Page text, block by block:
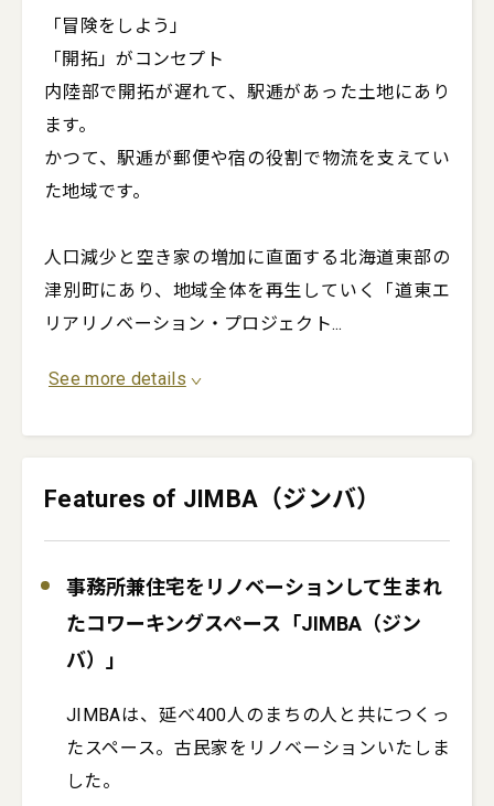
「冒険をしよう」
「開拓」がコンセプト
内陸部で開拓が遅れて、駅逓があった土地にあり
ます。
かつて、駅逓が郵便や宿の役割で物流を支えてい
た地域です。
人口減少と空き家の増加に直面する北海道東部の
津別町にあり、地域全体を再生していく「道東エ
リアリノベーション・プロジェクト...
See more details
Features of JIMBA（ジンバ）
事務所兼住宅をリノベーションして生まれ
たコワーキングスペース「JIMBA（ジン
バ）」
JIMBAは、延べ400人のまちの人と共につくっ
たスペース。古民家をリノベーションいたしま
した。